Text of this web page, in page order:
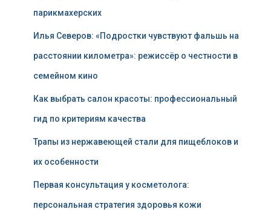
парикмахерских
Илья Северов: «Подростки чувствуют фальшь на
расстоянии километра»: режиссёр о честности в
семейном кино
Как выбрать салон красоты: профессиональный
гид по критериям качества
Трапы из нержавеющей стали для пищеблоков и
их особенности
Первая консультация у косметолога:
персональная стратегия здоровья кожи